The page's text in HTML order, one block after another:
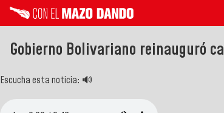
Gobierno Bolivariano reinauguró
Escucha esta noticia: 🔊